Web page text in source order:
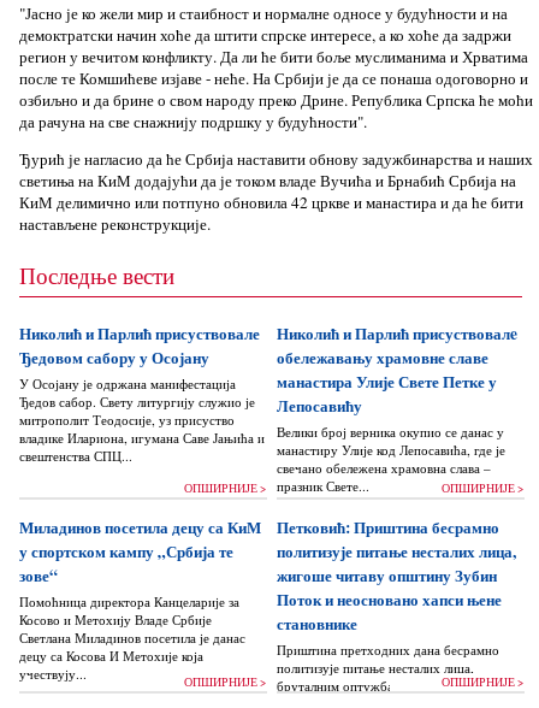
"Јасно је ко жели мир и стаибност и нормалне односе у будућности и на
демоктратски начин хоће да штити спрске интересе, а ко хоће да задржи
регион у вечитом конфликту. Да ли ће бити боље муслиманима и Хрватима
после те Комшићеве изјаве - неће. На Србији је да се понаша одоговорно и
озбиљно и да брине о свом народу преко Дрине. Република Српска ће моћи
да рачуна на све снажнију подршку у будућности".
Ђурић је нагласио да ће Србија наставити обнову задужбинарства и наших
светиња на КиМ додајући да је током владе Вучића и Брнабић Србија на
КиМ делимично или потпуно обновила 42 цркве и манастира и да ће бити
настављене реконструкције.
Последње вести
Николић и Парлић присуствовале
Ђедовом сабору у Осојану
У Осојану је одржана манифестација
Ђедов сабор. Свету литургију служио је
митрополит Теодосије, уз присуство
владике Илариона, игумана Саве Јањића и
свештенства СПЦ...
ОПШИРНИЈЕ >
Николић и Парлић присуствовалe
обележавању храмовне славе
манастира Улије Свете Петке у
Лепосавићу
Велики број верника окупио се данас у
манастиру Улије код Лепосавића, где је
свечано обележена храмовна слава –
празник Свете...
ОПШИРНИЈЕ >
Миладинов посетила децу са КиМ
у спортском кампу „Србија те
зове“
Помоћница директора Канцеларије за
Косово и Метохију Владе Србије
Светлана Миладинов посетила је данас
децу са Косова И Метохије која
учествују...
ОПШИРНИЈЕ >
Петковић: Приштина бесрамно
политизује питање несталих лица,
жигоше читаву општину Зубин
Поток и неосновано хапси њене
становнике
Приштина претходних дана бесрамно
политизује питање несталих лица,
бруталним оптужбама на рачун Београда
ОПШИРНИЈЕ >